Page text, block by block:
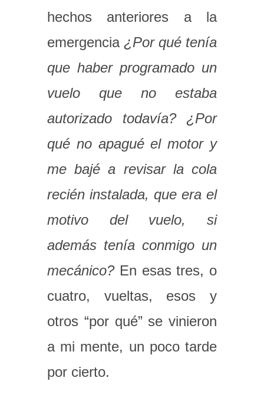
hechos anteriores a la
emergencia ¿Por qué tenía
que haber programado un
vuelo que no estaba
autorizado todavía? ¿Por
qué no apagué el motor y
me bajé a revisar la cola
recién instalada, que era el
motivo del vuelo, si
además tenía conmigo un
mecánico?En esas tres, o
cuatro, vueltas, esos y
otros “por qué” se vinieron
a mi mente, un poco tarde
por cierto.